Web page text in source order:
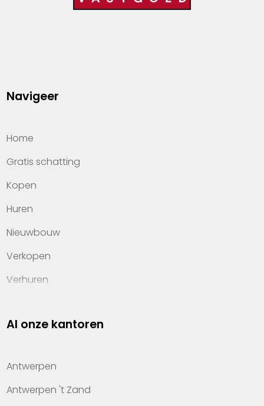
Navigeer
Home
Gratis schatting
Kopen
Huren
Nieuwbouw
Verkopen
Verhuren
Property management
Kennis van wonen
Kantoren
Al onze kantoren
Antwerpen
Antwerpen 't Zand